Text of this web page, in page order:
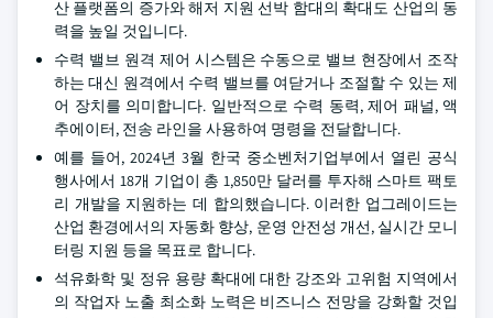
산 플랫폼의 증가와 해저 지원 선박 함대의 확대도 산업의 동
력을 높일 것입니다.
수력 밸브 원격 제어 시스템은 수동으로 밸브 현장에서 조작
하는 대신 원격에서 수력 밸브를 여닫거나 조절할 수 있는 제
어 장치를 의미합니다. 일반적으로 수력 동력, 제어 패널, 액
추에이터, 전송 라인을 사용하여 명령을 전달합니다.
예를 들어, 2024년 3월 한국 중소벤처기업부에서 열린 공식
행사에서 18개 기업이 총 1,850만 달러를 투자해 스마트 팩토
리 개발을 지원하는 데 합의했습니다. 이러한 업그레이드는
산업 환경에서의 자동화 향상, 운영 안전성 개선, 실시간 모니
터링 지원 등을 목표로 합니다.
석유화학 및 정유 용량 확대에 대한 강조와 고위험 지역에서
의 작업자 노출 최소화 노력은 비즈니스 전망을 강화할 것입